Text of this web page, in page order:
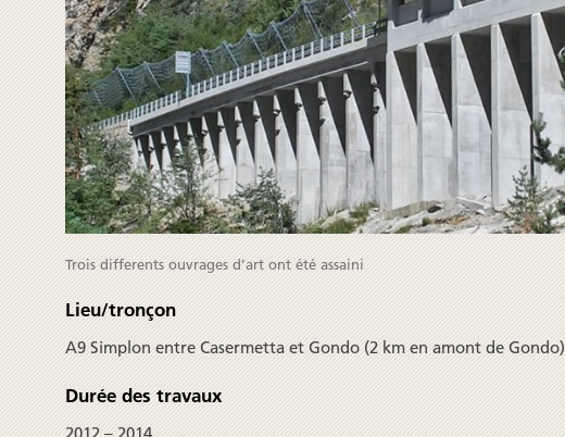
Trois differents ouvrages d’art ont été assaini
Lieu/tronçon
A9 Simplon entre Casermetta et Gondo (2 km en amont de Gondo)
Durée des travaux